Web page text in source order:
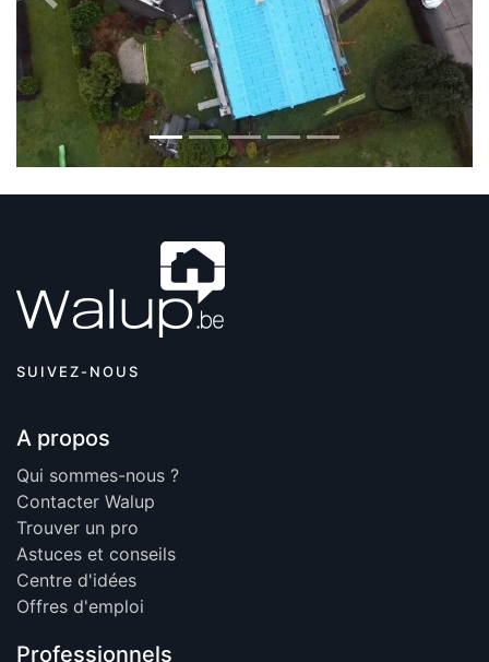
Previous Next
SUIVEZ-NOUS
A propos
Qui sommes-nous ?
Contacter Walup
Trouver un pro
Astuces et conseils
Centre d'idées
Offres d'emploi
Professionnels